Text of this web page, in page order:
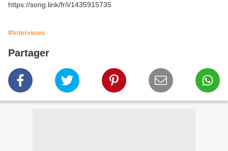
https://song.link/fr/i/1435915735
#Interviews
Partager